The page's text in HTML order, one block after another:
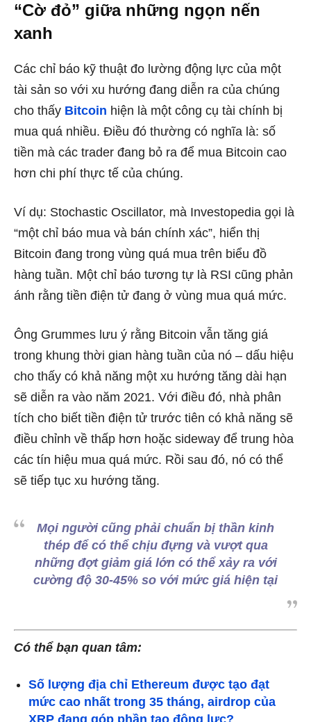
“Cờ đỏ” giữa những ngọn nến
xanh
Các chỉ báo kỹ thuật đo lường động lực của một
tài sản so với xu hướng đang diễn ra của chúng
cho thấy Bitcoin hiện là một công cụ tài chính bị
mua quá nhiều. Điều đó thường có nghĩa là: số
tiền mà các trader đang bỏ ra để mua Bitcoin cao
hơn chi phí thực tế của chúng.
Ví dụ: Stochastic Oscillator, mà Investopedia gọi là
“một chỉ báo mua và bán chính xác”, hiển thị
Bitcoin đang trong vùng quá mua trên biểu đồ
hàng tuần. Một chỉ báo tương tự là RSI cũng phản
ánh rằng tiền điện tử đang ở vùng mua quá mức.
Ông Grummes lưu ý rằng Bitcoin vẫn tăng giá
trong khung thời gian hàng tuần của nó – dấu hiệu
cho thấy có khả năng một xu hướng tăng dài hạn
sẽ diễn ra vào năm 2021. Với điều đó, nhà phân
tích cho biết tiền điện tử trước tiên có khả năng sẽ
điều chỉnh về thấp hơn hoặc sideway để trung hòa
các tín hiệu mua quá mức. Rồi sau đó, nó có thể
sẽ tiếp tục xu hướng tăng.
Mọi người cũng phải chuẩn bị thần kinh
thép để có thể chịu đựng và vượt qua
những đợt giảm giá lớn có thể xảy ra với
cường độ 30-45% so với mức giá hiện tại
Có thể bạn quan tâm:
Số lượng địa chỉ Ethereum được tạo đạt
mức cao nhất trong 35 tháng, airdrop của
XRP đang góp phần tạo động lực?